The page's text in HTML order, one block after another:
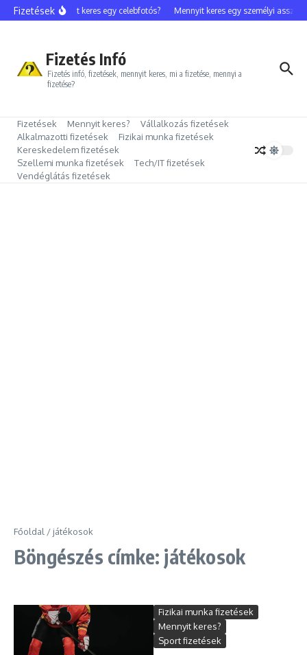
Ugrás a tartalomhoz
FizetésekMennyit keres egy celebfotós? Mennyit keres egy személyi
Fizetés Infó
Fizetés infó, fizetések, mennyit keres, mi a fizetése, mennyi a
fizetése?
Fizetések Mennyit keres?
Vállalkozás fizetések
Alkalmazotti fizetések
Fizikai munka fizetések
Kereskedelem fizetések
Szellemi munka fizetések
Tech/IT fizetések
Vendéglátás fizetések
Főoldal / játékosok
Böngészés címke: játékosok
Fizikai munka fizetések
Mennyit keres?
Sport fizetések